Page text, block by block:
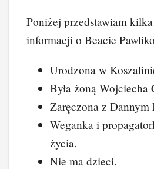
Poniżej przedstawiam
informacji o Beacie
Urodzona w
Była żoną Wojciecha
Zaręczona z
Weganka i
życia.
Nie ma dzieci.